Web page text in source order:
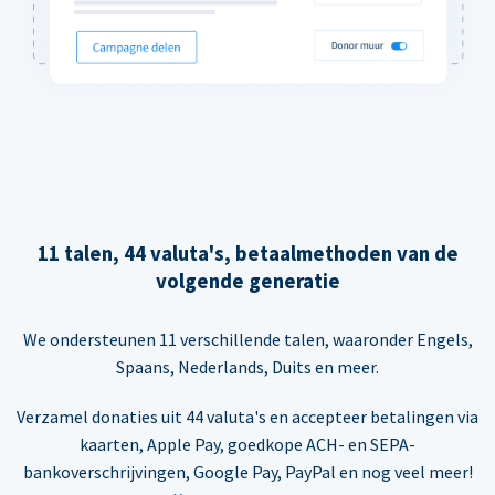
11 talen, 44 valuta's, betaalmethoden van de
volgende generatie
We ondersteunen 11 verschillende talen, waaronder Engels,
Spaans, Nederlands, Duits en meer.
Verzamel donaties uit 44 valuta's en accepteer betalingen via
kaarten, Apple Pay, goedkope ACH- en SEPA-
bankoverschrijvingen, Google Pay, PayPal en nog veel meer!